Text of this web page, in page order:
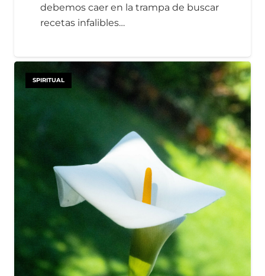
debemos caer en la trampa de buscar
recetas infalibles…
SPIRITUAL